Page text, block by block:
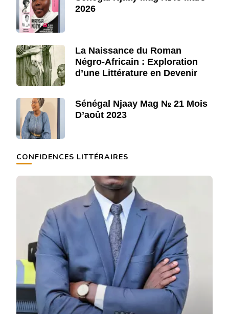
2026
La Naissance du Roman
Négro-Africain : Exploration
d’une Littérature en Devenir
Sénégal Njaay Mag № 21 Mois
D’août 2023
CONFIDENCES LITTÉRAIRES